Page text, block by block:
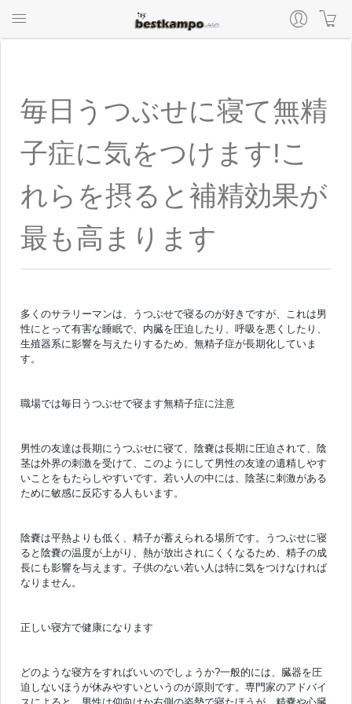
毎日うつぶせに寝て無精
子症に気をつけます!こ
れらを摂ると補精効果が
最も高まります
多くのサラリーマンは、うつぶせで寝るのが好きですが、これは男
性にとって有害な睡眠で、内臓を圧迫したり、呼吸を悪くしたり、
生殖器系に影響を与えたりするため、無精子症が長期化していま
す。
職場では毎日うつぶせで寝ます無精子症に注意
男性の友達は長期にうつぶせに寝て、陰嚢は長期に圧迫されて、陰
茎は外界の刺激を受けて、このようにして男性の友達の遺精しやす
いことをもたらしやすいです。若い人の中には、陰茎に刺激がある
ために敏感に反応する人もいます。
陰嚢は平熱よりも低く、精子が蓄えられる場所です。うつぶせに寝
ると陰嚢の温度が上がり、熱が放出されにくくなるため、精子の成
長にも影響を与えます。子供のない若い人は特に気をつけなければ
なりません。
正しい寝方で健康になります
どのような寝方をすればいいのでしょうか?一般的には、臓器を圧
迫しないほうが休みやすいというのが原則です。専門家のアドバイ